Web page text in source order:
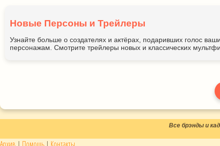
Новые Персоны и Трейлеры
Узнайте больше о создателях и актёрах, подаривших голос
персонажам. Смотрите трейлеры новых и классических
Все брэнды и
Архив | Помощь | Контакты